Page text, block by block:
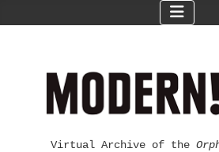
Virtual Archive of the